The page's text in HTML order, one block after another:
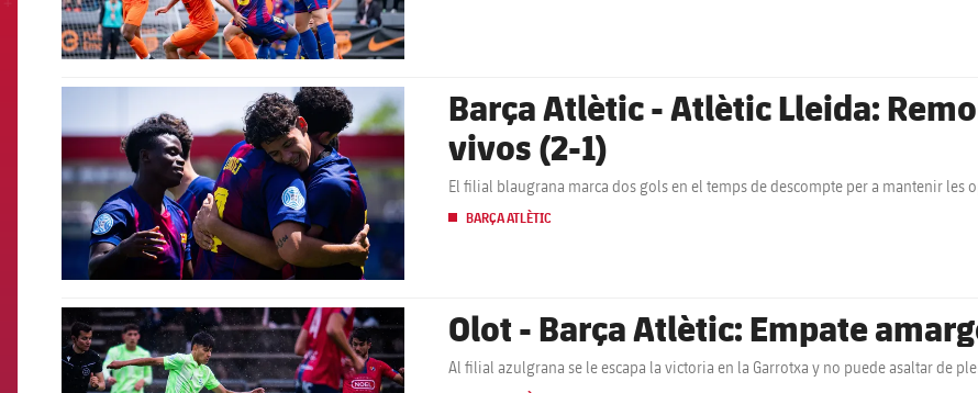
Barça Atlètic - Atlètic Lleida:
vivos (2-1)
El filial blaugrana marca dos gols en el temps de descompte per a mantenir les
BARÇA ATLÈTIC
FCB Barcelona badge Olot - Barça Atlètic: Empate
Al filial azulgrana se le escapa la victoria en la Garrotxa y no puede asaltar de